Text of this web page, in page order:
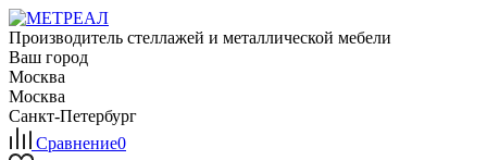
Производитель стеллажей и металлической мебели
Ваш город
Москва
Москва
Санкт-Петербург
Сравнение0